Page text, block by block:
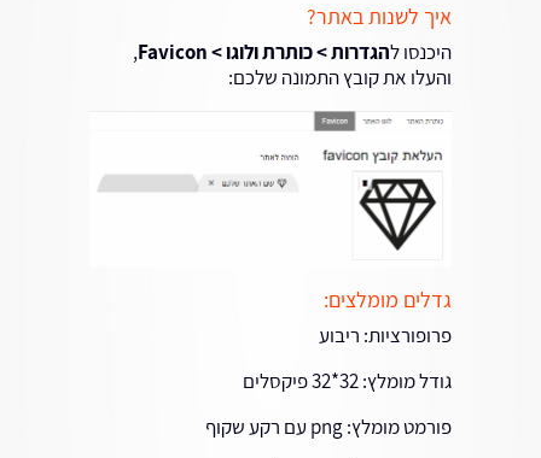
איך לשנות באתר?
היכנסו להגדרות > כותרת ולוגו > Favicon
,
והעלו את קובץ התמונה שלכם:
גדלים מומלצים:
פרופורציות: ריבוע
גודל מומלץ: 32*32 פיקסלים
פורמט מומלץ: png עם רקע שקוף